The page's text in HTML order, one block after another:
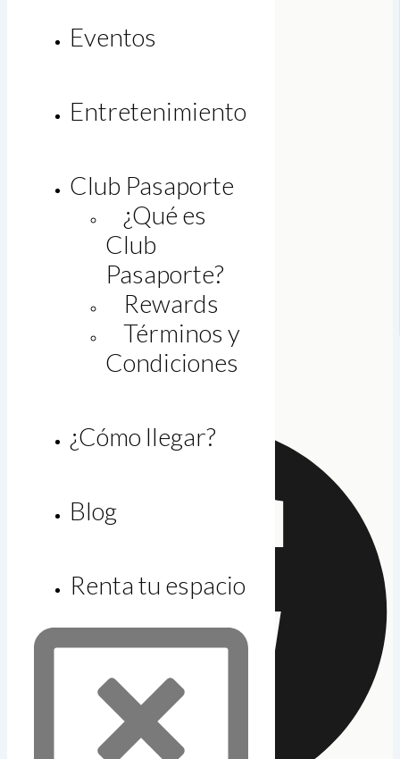
Eventos
Entretenimiento
Club Pasaporte
¿Qué es
Club
Pasaporte?
Rewards
Términos y
Condiciones
¿Cómo llegar?
Blog
Renta tu espacio
Legal
Bolsa de trabajo